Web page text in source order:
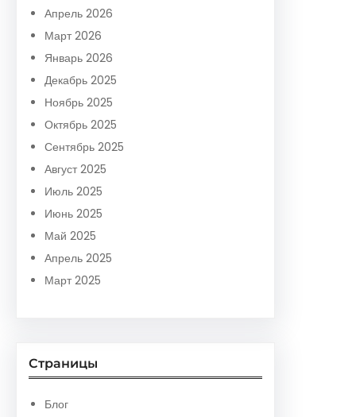
h Апрель 2026
Март 2026
Январь 2026
Декабрь 2025
Ноябрь 2025
Октябрь 2025
Сентябрь 2025
Август 2025
Июль 2025
Июнь 2025
Май 2025
Апрель 2025
Март 2025
Страницы
Блог